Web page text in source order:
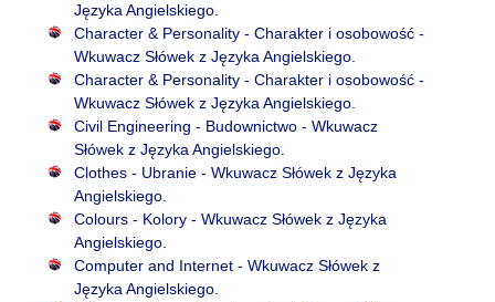
Języka Angielskiego.
Character & Personality - Charakter i osobowość -
Wkuwacz Słówek z Języka Angielskiego.
Character & Personality - Charakter i osobowość -
Wkuwacz Słówek z Języka Angielskiego.
Civil Engineering - Budownictwo - Wkuwacz
Słówek z Języka Angielskiego.
Clothes - Ubranie - Wkuwacz Słówek z Języka
Angielskiego.
Colours - Kolory - Wkuwacz Słówek z Języka
Angielskiego.
Computer and Internet - Wkuwacz Słówek z
Języka Angielskiego.